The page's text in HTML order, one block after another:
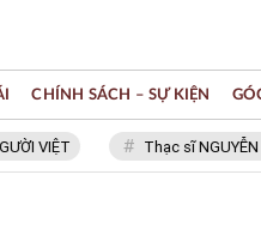
Thạc sĩ NGUYỄN VĂN
CHÍNH SÁCH – SỰ KIỆN